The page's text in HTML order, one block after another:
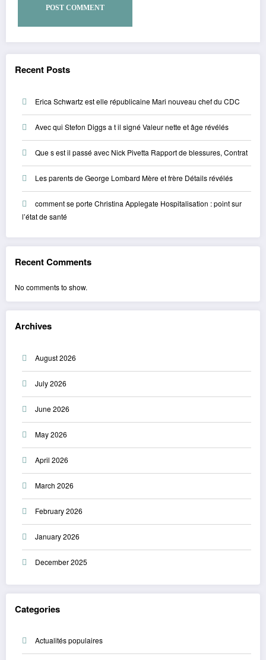
Recent Posts
Erica Schwartz est elle républicaine Mari nouveau chef du CDC
Avec qui Stefon Diggs a t il signé Valeur nette et âge révélés
Que s est il passé avec Nick Pivetta Rapport de blessures, Contrat
Les parents de George Lombard Mère et frère Détails révélés
comment se porte Christina Applegate Hospitalisation : point sur
l’état de santé
Recent Comments
No comments to show.
Archives
August 2026
July 2026
June 2026
May 2026
April 2026
March 2026
February 2026
January 2026
December 2025
Categories
Actualités populaires